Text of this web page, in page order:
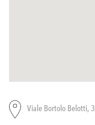
Viale Bortolo Belotti,